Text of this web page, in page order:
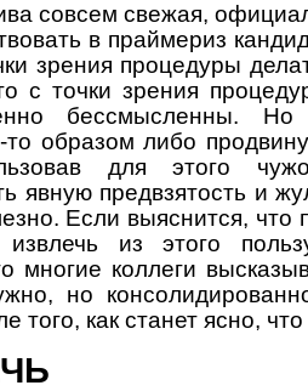
совсем свежая,
в праймериз
зрения процедуры
с точки зрения
бессмысленны.
то образом либо
для этого
явную предвзятость и
Если выяснится, что
извлечь из этого
многие коллеги
но
того, как станет ясно,